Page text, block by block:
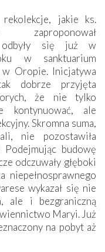
rekolekcje, jakie ks.
zaproponował
odbyły się już w
w sanktuarium
w Oropie. Inicjatywa
dobrze przyjęta
że nie tylko
kontynuować, ale
Skromna suma,
nie pozostawiła
budowę
odczuwały głęboki
niepełnosprawnego
wykazał się nie
ale i bezgraniczną
Maryi. Już
na pobyt aż